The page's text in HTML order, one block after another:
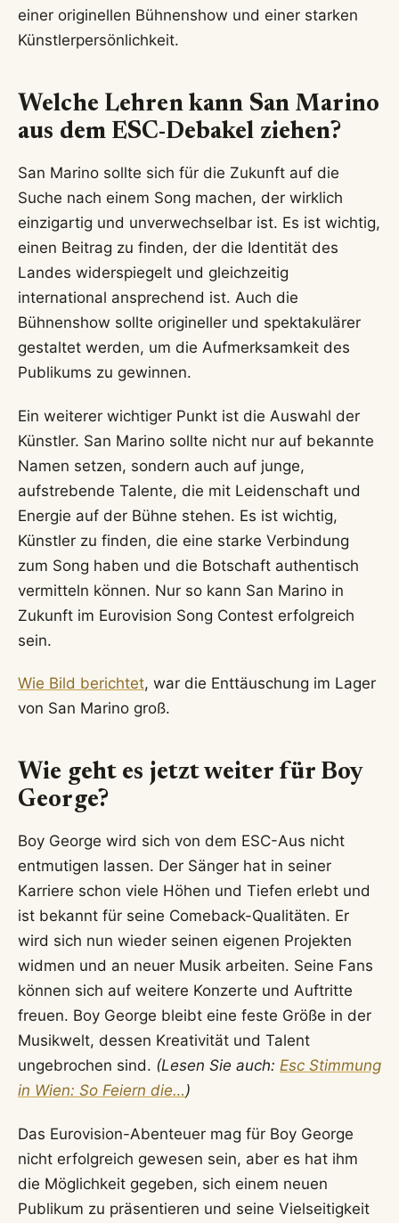
einer originellen Bühnenshow und einer starken
Künstlerpersönlichkeit.
Welche Lehren kann San Marino
aus dem ESC-Debakel ziehen?
San Marino sollte sich für die Zukunft auf die
Suche nach einem Song machen, der wirklich
einzigartig und unverwechselbar ist. Es ist wichtig,
einen Beitrag zu finden, der die Identität des
Landes widerspiegelt und gleichzeitig
international ansprechend ist. Auch die
Bühnenshow sollte origineller und spektakulärer
gestaltet werden, um die Aufmerksamkeit des
Publikums zu gewinnen.
Ein weiterer wichtiger Punkt ist die Auswahl der
Künstler. San Marino sollte nicht nur auf bekannte
Namen setzen, sondern auch auf junge,
aufstrebende Talente, die mit Leidenschaft und
Energie auf der Bühne stehen. Es ist wichtig,
Künstler zu finden, die eine starke Verbindung
zum Song haben und die Botschaft authentisch
vermitteln können. Nur so kann San Marino in
Zukunft im Eurovision Song Contest erfolgreich
sein.
Wie Bild berichtet, war die Enttäuschung im Lager
von San Marino groß.
Wie geht es jetzt weiter für Boy
George?
Boy George wird sich von dem ESC-Aus nicht
entmutigen lassen. Der Sänger hat in seiner
Karriere schon viele Höhen und Tiefen erlebt und
ist bekannt für seine Comeback-Qualitäten. Er
wird sich nun wieder seinen eigenen Projekten
widmen und an neuer Musik arbeiten. Seine Fans
können sich auf weitere Konzerte und Auftritte
freuen. Boy George bleibt eine feste Größe in der
Musikwelt, dessen Kreativität und Talent
ungebrochen sind. (Lesen Sie auch: Esc Stimmung
in Wien: So Feiern die…)
Das Eurovision-Abenteuer mag für Boy George
nicht erfolgreich gewesen sein, aber es hat ihm
die Möglichkeit gegeben, sich einem neuen
Publikum zu präsentieren und seine Vielseitigkeit